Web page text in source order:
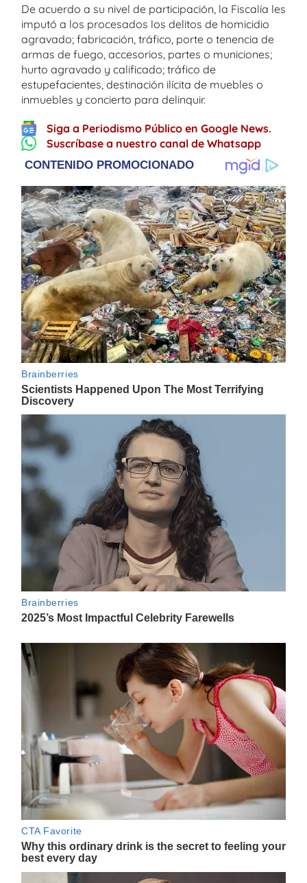
De acuerdo a su nivel de participación, la Fiscalía les
imputó a los procesados los delitos de homicidio
agravado; fabricación, tráfico, porte o tenencia de
armas de fuego, accesorios, partes o municiones;
hurto agravado y calificado; tráfico de
estupefacientes, destinación ilícita de muebles o
inmuebles y concierto para delinquir.
Siga a Periodismo Público en Google News.
Suscríbase a nuestro canal de Whatsapp